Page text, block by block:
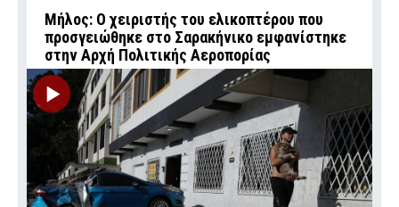
Μήλος: Ο χειριστής του ελικοπτέρου που
προσγειώθηκε στο Σαρακήνικο εμφανίστηκε
στην Αρχή Πολιτικής Αεροπορίας